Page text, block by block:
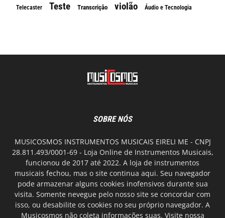
Telecaster Teste Transcrição violão Áudio e Tecnologia
SOBRE NÓS
MUSICOSMOS INSTRUMENTOS MUSICAIS EIRELI ME - CNPJ
28.811.493/0001-69 - Loja Online de Instrumentos Musicais,
funcionou de 2017 até 2022. A loja de instrumentos
musicais fechou, mas o site continua aqui. Seu navegador
pode armazenar alguns cookies inofensivos durante sua
visita. Somente nevegue pelo nosso site se concordar com
isso, ou desabilite os cookies no seu próprio navegador. A
Musicosmos não coleta informações suas. Visite nossa